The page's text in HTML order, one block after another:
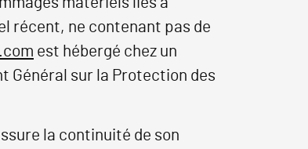
récent, ne contenant pas de
est hébergé chez un
Général sur la Protection des
la continuité de son